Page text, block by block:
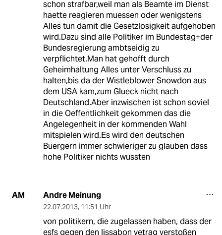
schon strafbar,weil man als Beamte im Dienst
haette reagieren muessen oder wenigstens
Alles tun damit die Gesetzlosigkeit aufgehoben
wird.Dazu sind alle Politiker im Bundestag+der
Bundesregierung ambtseidig zu
verpflichtet.Man hat gehofft durch
Geheimhaltung Alles unter Verschluss zu
halten,bis da der Wistleblower Snowdon aus
dem USA kam,zum Glueck nicht nach
Deutschland.Aber inzwischen ist schon soviel
in die Oeffentlichkeit gekommen das die
Angelegenheit in der kommenden Wahl
mitspielen wird.Es wird den deutschen
Buergern immer schwieriger zu glauben dass
hohe Politiker nichts wussten
AM Andre Meinung
22.07.2013, 11:51 Uhr
von politikern, die zugelassen haben, dass der
esfs gegen den lissabon vetrag verstoßen